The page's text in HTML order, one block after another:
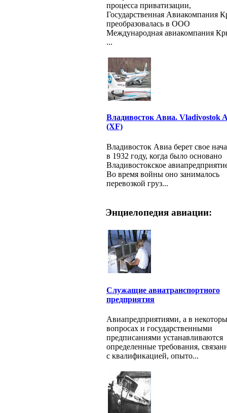
процесса приватизации,
Государственная Авиакомпания
преобразовалась в ООО
Международная авиакомпания
...
Владивосток Авиа. Vladivostok
(XF)
Владивосток Авиа берет свое
в 1932 году, когда было основано
Владивостокское
Во время войны оно занималось
перевозкой груз...
Энциелопедия авиации:
Служащие авиатранспортного
предприятия
Авиапредприятиями, а в
вопросах и государственными
предписаниями устанавливаются
определенные требования,
с квалификацией, опыто...